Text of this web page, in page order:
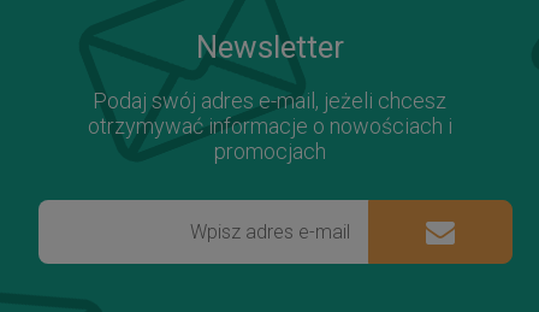
Newsletter
Podaj swój adres e-mail, jeżeli chcesz
otrzymywać informacje o nowościach i
promocjach